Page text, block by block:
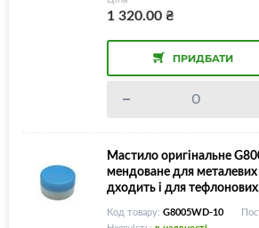
1 320.00₴
ПРИДБАТИ
Мастило оригінальне
мендоване для металевих
дходить і для
Код товару: G8005WD-10